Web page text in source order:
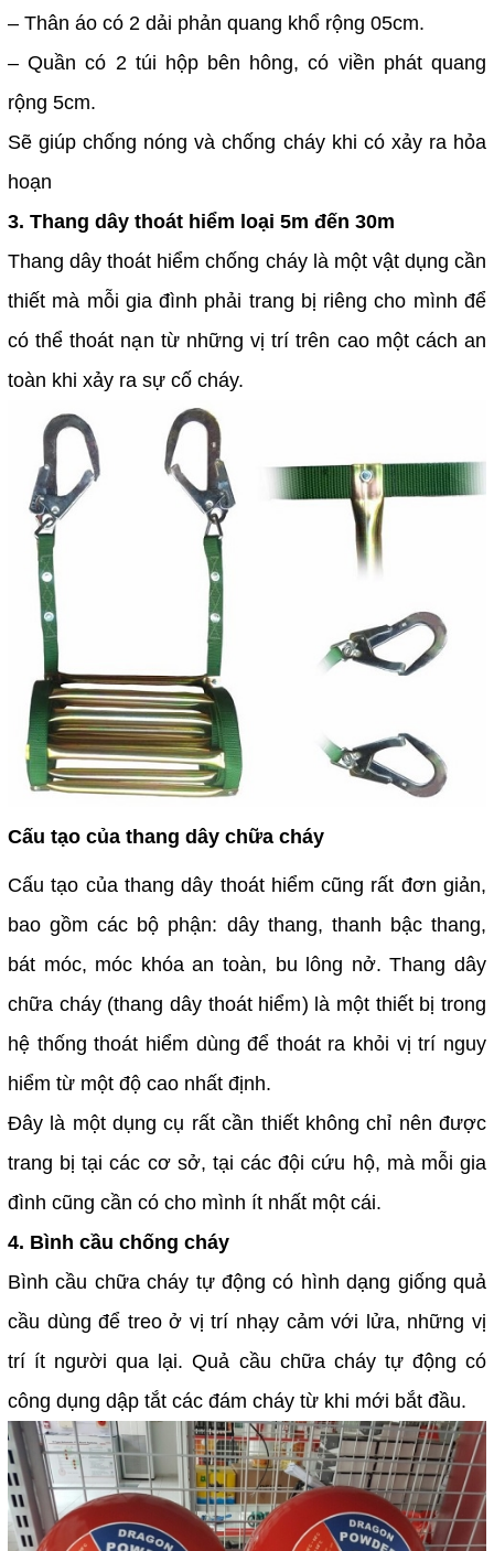
– Thân áo có 2 dải phản quang khổ rộng 05cm.
– Quần có 2 túi hộp bên hông, có viền phát quang
rộng 5cm.
Sẽ giúp chống nóng và chống cháy khi có xảy ra hỏa
hoạn
3. Thang dây thoát hiểm loại 5m đến 30m
Thang dây thoát hiểm chống cháy là một vật dụng cần
thiết mà mỗi gia đình phải trang bị riêng cho mình để
có thể thoát nạn từ những vị trí trên cao một cách an
toàn khi xảy ra sự cố cháy.
Cấu tạo của thang dây chữa cháy
Cấu tạo của thang dây thoát hiểm cũng rất đơn giản,
bao gồm các bộ phận: dây thang, thanh bậc thang,
bát móc, móc khóa an toàn, bu lông nở. Thang dây
chữa cháy (thang dây thoát hiểm) là một thiết bị trong
hệ thống thoát hiểm dùng để thoát ra khỏi vị trí nguy
hiểm từ một độ cao nhất định.
Đây là một dụng cụ rất cần thiết không chỉ nên được
trang bị tại các cơ sở, tại các đội cứu hộ, mà mỗi gia
đình cũng cần có cho mình ít nhất một cái.
4. Bình cầu chống cháy
Bình cầu chữa cháy tự động có hình dạng giống quả
cầu dùng để treo ở vị trí nhạy cảm với lửa, những vị
trí ít người qua lại. Quả cầu chữa cháy tự động có
công dụng dập tắt các đám cháy từ khi mới bắt đầu.